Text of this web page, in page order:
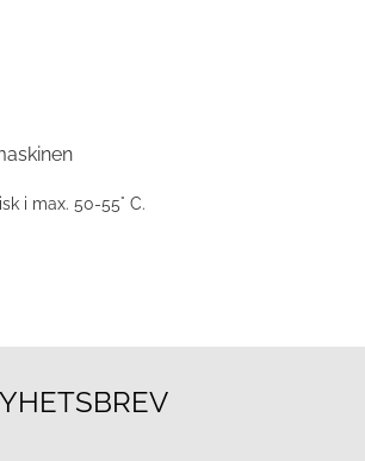
i max. 50-55° C.